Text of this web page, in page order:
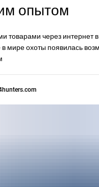
опытом
товарами через интернет в
мире охоты появилась